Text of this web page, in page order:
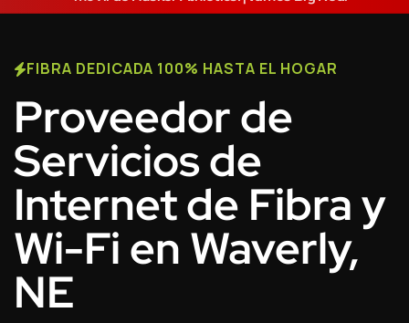
FIBRA DEDICADA 100% HASTA EL HOGAR
Proveedor de
Servicios de
Internet de Fibra y
Wi-Fi en Waverly,
NE